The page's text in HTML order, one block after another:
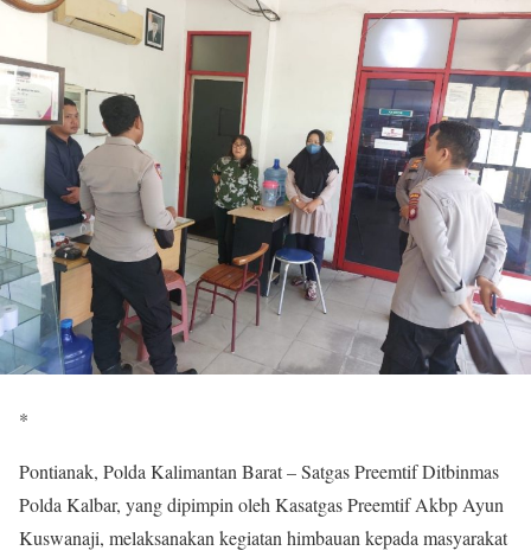
*
Pontianak, Polda Kalimantan Barat – Satgas Preemtif Ditbinmas
Polda Kalbar, yang dipimpin oleh Kasatgas Preemtif Akbp Ayun
Kuswanaji, melaksanakan kegiatan himbauan kepada masyarakat